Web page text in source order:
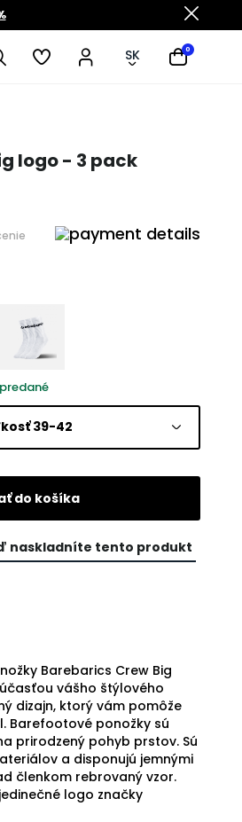
SK 0
logo - 3 pack
39-42
do košíka
naskladníte tento produkt
Barebarics Crew Big
vášho štýlového
dizajn, ktorý vám pomôže
Barefootové ponožky sú
prirodzený pohyb prstov. Sú
a disponujú jemnými
členkom rebrovaný vzor.
logo značky